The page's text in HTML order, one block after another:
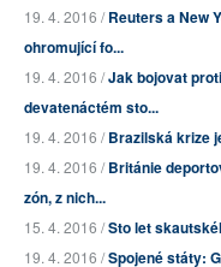
19. 4. 2016 /Reuters a New
ohromující fo...
19. 4. 2016 /Jak bojovat
devatenáctém sto...
19. 4. 2016 /Brazilská krize
19. 4. 2016 /Británie
zón, z nich...
15. 4. 2016 /Sto let
19. 4. 2016 /Spojené státy: